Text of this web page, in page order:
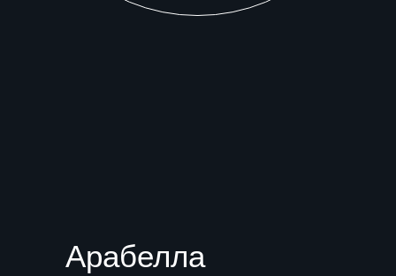
Арабелла